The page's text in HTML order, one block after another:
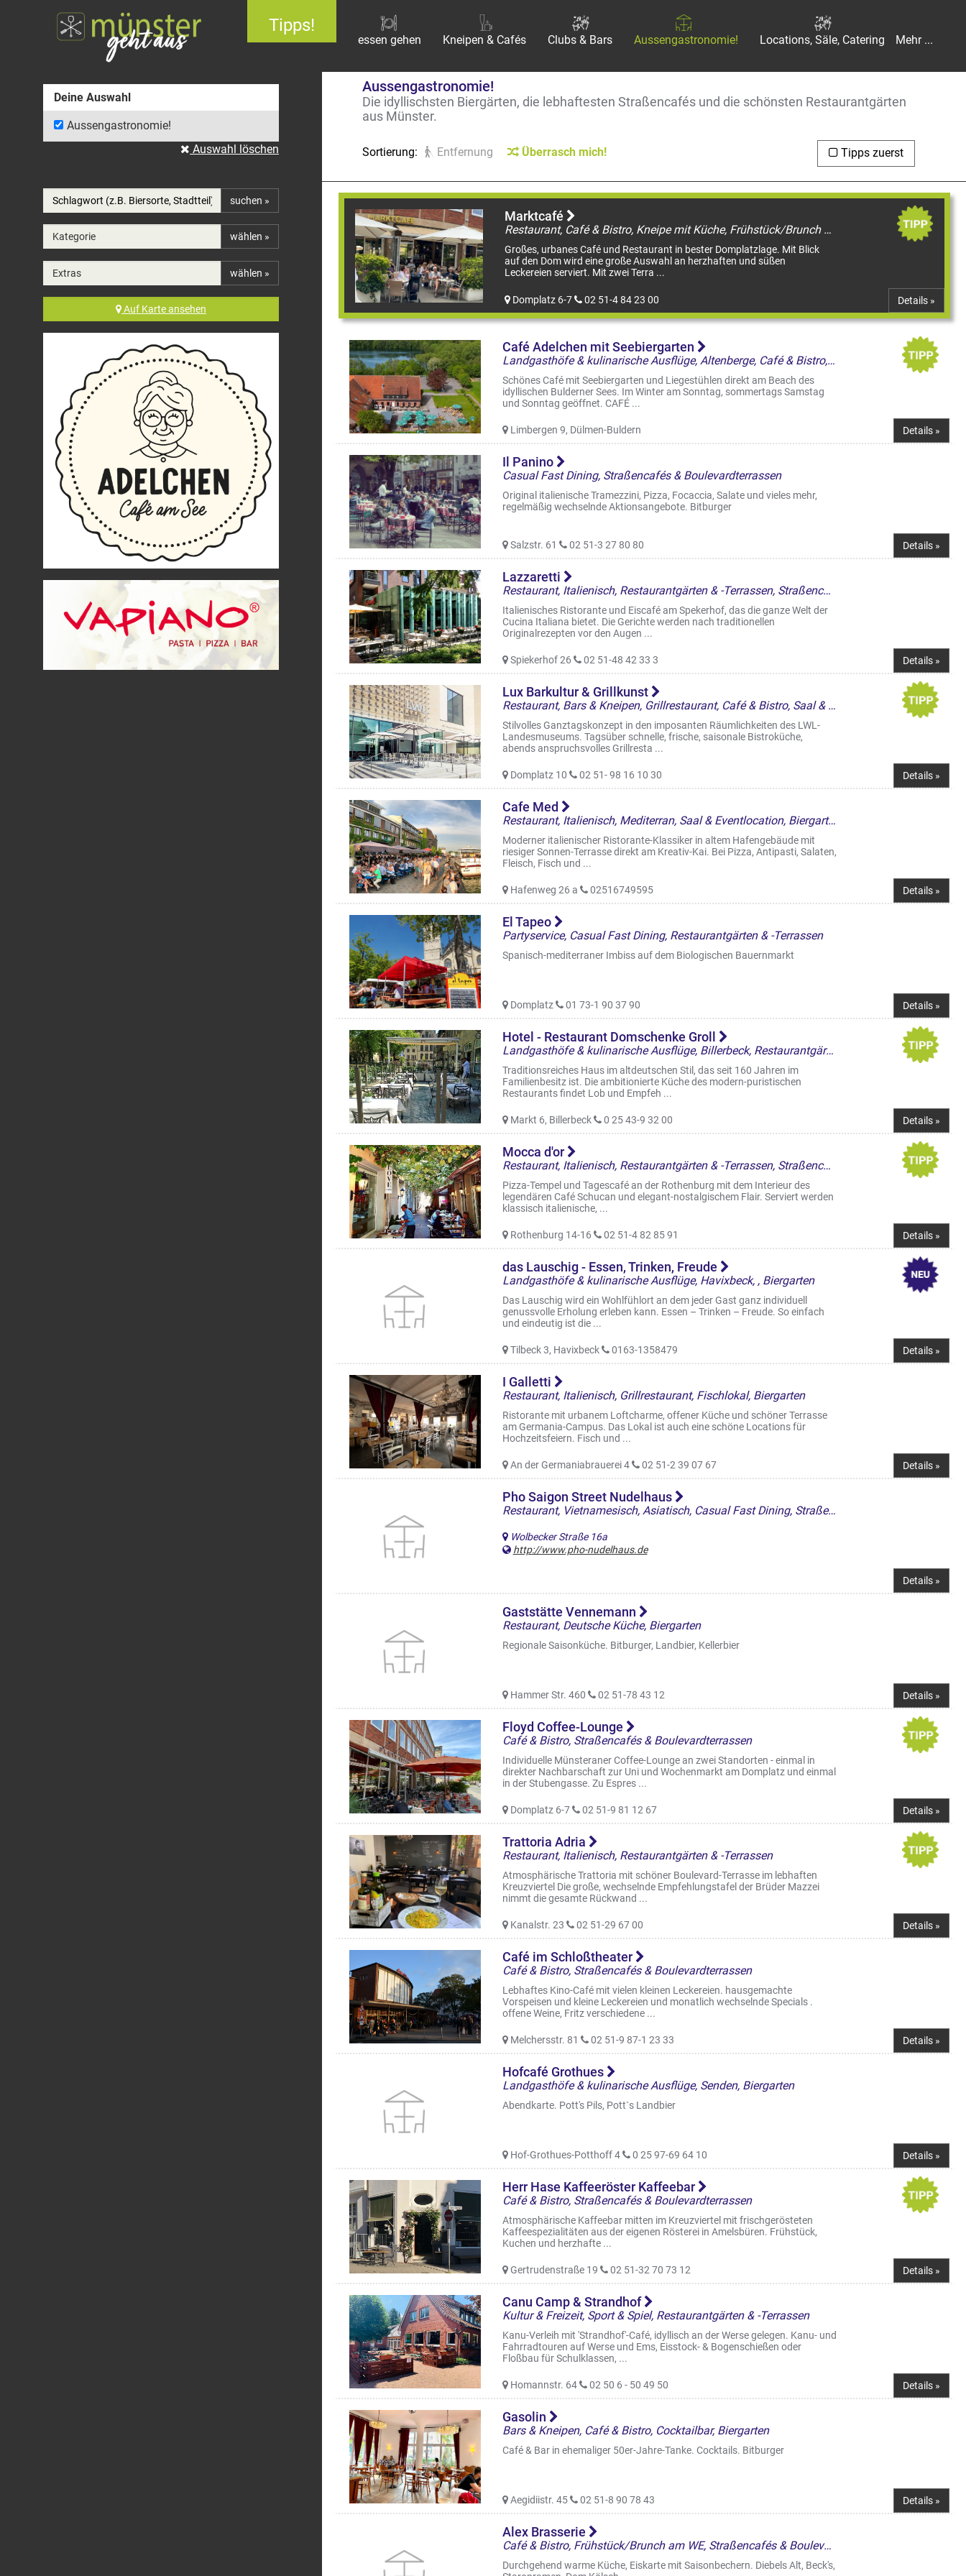
Tipps!
essen gehen Kneipen & Cafés Clubs & Bars Aussengastronomie! Locations, Säle, Catering Mehr ...
Deine Auswahl
Aussengastronomie!
Auswahl löschen
suchen »
Kategorie wählen »
Extras wählen »
Auf Karteansehen
Aussengastronomie!
Die idyllischsten Biergärten, die lebhaftesten Straßencafés und die schönsten Restaurantgärten
aus Münster.
Sortierung: Entfernung Überrasch mich! Tipps zuerst
Marktcafé
Restaurant, Café & Bistro, Kneipe mit Küche, Frühstück/Brunch am WE, Straßencafés & Boulevardterrassen
Großes, urbanes Café und Restaurant in bester Domplatzlage. Mit Blick
auf den Dom wird eine große Auswahl an herzhaften und süßen
Leckereien serviert. Mit zwei Terra ...
Domplatz 6-7 02 51-4 84 23 00 Details »
Café Adelchen mit Seebiergarten
Landgasthöfe & kulinarische Ausflüge, Altenberge, Café & Bistro, Biergarten
Schönes Café mit Seebiergarten und Liegestühlen direkt am Beach des
idyllischen Bulderner Sees. Im Winter am Sonntag, sommertags Samstag
und Sonntag geöffnet. CAFÉ ...
Limbergen 9, Dülmen-Buldern Details »
Il Panino
Casual Fast Dining, Straßencafés & Boulevardterrassen
Original italienische Tramezzini, Pizza, Focaccia, Salate und vieles mehr,
regelmäßig wechselnde Aktionsangebote. Bitburger
Salzstr. 61 02 51-3 27 80 80 Details »
Lazzaretti
Restaurant, Italienisch, Restaurantgärten & -Terrassen, Straßencafés & Boulevardterrassen
Italienisches Ristorante und Eiscafé am Spekerhof, das die ganze Welt der
Cucina Italiana bietet. Die Gerichte werden nach traditionellen
Originalrezepten vor den Augen ...
Spiekerhof 26 02 51-48 42 33 3 Details »
Lux Barkultur & Grillkunst
Restaurant, Bars & Kneipen, Grillrestaurant, Café & Bistro, Saal & Eventlocation, Cocktailbar, Frühstück/Brunch am WE, Restaurantgärten & -Terrassen, Straßencafés & Boulevardterrassen
Stilvolles Ganztagskonzept in den imposanten Räumlichkeiten des LWL-
Landesmuseums. Tagsüber schnelle, frische, saisonale Bistroküche,
abends anspruchsvolles Grillresta ...
Domplatz 10 02 51- 98 16 10 30 Details »
Cafe Med
Restaurant, Italienisch, Mediterran, Saal & Eventlocation, Biergarten, Straßencafés & Boulevardterrassen
Moderner italienischer Ristorante-Klassiker in altem Hafengebäude mit
riesiger Sonnen-Terrasse direkt am Kreativ-Kai. Bei Pizza, Antipasti, Salaten,
Fleisch, Fisch und ...
Hafenweg 26 a 02516749595 Details »
El Tapeo
Partyservice, Casual Fast Dining, Restaurantgärten & -Terrassen
Spanisch-mediterraner Imbiss auf dem Biologischen Bauernmarkt
Domplatz 01 73-1 90 37 90 Details »
Hotel - Restaurant Domschenke Groll
Landgasthöfe & kulinarische Ausflüge, Billerbeck, Restaurantgärten & -Terrassen
Traditionsreiches Haus im altdeutschen Stil, das seit 160 Jahren im
Familienbesitz ist. Die ambitionierte Küche des modern-puristischen
Restaurants findet Lob und Empfeh ...
Markt 6, Billerbeck 0 25 43-9 32 00 Details »
Mocca d'or
Restaurant, Italienisch, Restaurantgärten & -Terrassen, Straßencafés & Boulevardterrassen
Pizza-Tempel und Tagescafé an der Rothenburg mit dem Interieur des
legendären Café Schucan und elegant-nostalgischem Flair. Serviert werden
klassisch italienische, ...
Rothenburg 14-16 02 51-4 82 85 91 Details »
das Lauschig - Essen, Trinken, Freude
Landgasthöfe & kulinarische Ausflüge, Havixbeck, , Biergarten
Das Lauschig wird ein Wohlfühlort an dem jeder Gast ganz individuell
genussvolle Erholung erleben kann. Essen – Trinken – Freude. So einfach
und eindeutig ist die ...
Tilbeck 3, Havixbeck 0163-1358479 Details »
I Galletti
Restaurant, Italienisch, Grillrestaurant, Fischlokal, Biergarten
Ristorante mit urbanem Loftcharme, offener Küche und schöner Terrasse
am Germania-Campus. Das Lokal ist auch eine schöne Locations für
Hochzeitsfeiern. Fisch und ...
An der Germaniabrauerei 4 02 51-2 39 07 67 Details »
Pho Saigon Street Nudelhaus
Restaurant, Vietnamesisch, Asiatisch, Casual Fast Dining, Straßencafés & Boulevardterrassen
Wolbecker Straße 16a
http://www.pho-nudelhaus.de
Details »
Gaststätte Vennemann
Restaurant, Deutsche Küche, Biergarten
Regionale Saisonküche. Bitburger, Landbier, Kellerbier
Hammer Str. 460 02 51-78 43 12 Details »
Floyd Coffee-Lounge
Café & Bistro, Straßencafés & Boulevardterrassen
Individuelle Münsteraner Coffee-Lounge an zwei Standorten - einmal in
direkter Nachbarschaft zur Uni und Wochenmarkt am Domplatz und einmal
in der Stubengasse. Zu Espres ...
Domplatz 6-7 02 51-9 81 12 67 Details »
Trattoria Adria
Restaurant, Italienisch, Restaurantgärten & -Terrassen
Atmosphärische Trattoria mit schöner Boulevard-Terrasse im lebhaften
Kreuzviertel Die große, wechselnde Empfehlungstafel der Brüder Mazzei
nimmt die gesamte Rückwand ...
Kanalstr. 23 02 51-29 67 00 Details »
Café im Schloßtheater
Café & Bistro, Straßencafés & Boulevardterrassen
Lebhaftes Kino-Café mit vielen kleinen Leckereien. hausgemachte
Vorspeisen und kleine Leckereien und monatlich wechselnde Specials .
offene Weine, Fritz verschiedene ...
Melchersstr. 81 02 51-9 87-1 23 33 Details »
Hofcafé Grothues
Landgasthöfe & kulinarische Ausflüge, Senden, Biergarten
Abendkarte. Pott's Pils, Pott`s Landbier
Hof-Grothues-Potthoff 4 0 25 97-69 64 10 Details »
Herr Hase Kaffeeröster Kaffeebar
Café & Bistro, Straßencafés & Boulevardterrassen
Atmosphärische Kaffeebar mitten im Kreuzviertel mit frischgerösteten
Kaffeespezialitäten aus der eigenen Rösterei in Amelsbüren. Frühstück,
Kuchen und herzhafte ...
Gertrudenstraße 19 02 51-32 70 73 12 Details »
Canu Camp & Strandhof
Kultur & Freizeit, Sport & Spiel, Restaurantgärten & -Terrassen
Kanu-Verleih mit 'Strandhof'-Café, idyllisch an der Werse gelegen. Kanu- und
Fahrradtouren auf Werse und Ems, Eisstock- & Bogenschießen oder
Floßbau für Schulklassen, ...
Homannstr. 64 02 50 6 - 50 49 50 Details »
Gasolin
Bars & Kneipen, Café & Bistro, Cocktailbar, Biergarten
Café & Bar in ehemaliger 50er-Jahre-Tanke. Cocktails. Bitburger
Aegidiistr. 45 02 51-8 90 78 43 Details »
Alex Brasserie
Café & Bistro, Frühstück/Brunch am WE, Straßencafés & Boulevardterrassen
Durchgehend warme Küche, Eiskarte mit Saisonbechern. Diebels Alt, Beck's,